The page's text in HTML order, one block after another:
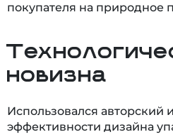
покупателя на природное
новизна
Использовался авторский
эффективности дизайна